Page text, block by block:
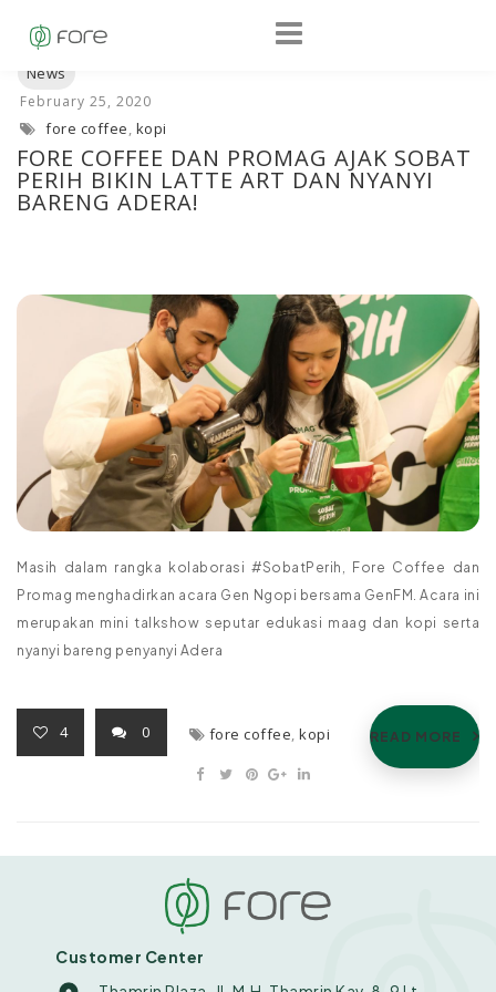
FORE COFFEE DAN PROMAG AJAK SOBAT
PERIH BIKIN LATTE ART DAN NYANYI
BARENG ADERA!
fore coffee, kopi
Masih dalam rangka kolaborasi #SobatPerih, Fore Coffee dan
Promag menghadirkan acara Gen Ngopi bersama GenFM. Acara ini
merupakan mini talkshow seputar edukasi maag dan kopi serta
nyanyi bareng penyanyi Adera
READ MORE
4 0 fore coffee, kopi
Customer Center